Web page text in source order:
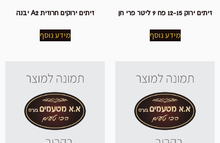
זיתים ירוק 12-15 פח 9 ליטר פרי חן
מידע נוסף
זיתים ירוקים חרוזית A2 יבנה
מידע נוסף